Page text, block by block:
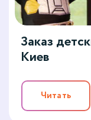
Заказ
Киев
Читать